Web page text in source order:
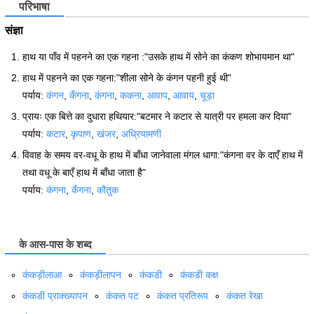
परिभाषा
संज्ञा
हाथ या पाँव में पहनने का एक गहना :"उसके हाथ में सोने का कंकण शोभायमान था"
हाथ में पहनने का एक गहना:"शीला सोने के कंगन पहनी हुई थी"
पर्याय: कंगन, कँगना, कंगना, ककना, आवाप, आवाय, चूड़ा
प्रायः एक बित्ते का दुधारा हथियार:"बटमार ने कटार से यात्री पर हमला कर दिया"
पर्याय: कटार, कृपाण, खंजर, अध्रियामणी
विवाह के समय वर-वधू के हाथ में बाँधा जानेवाला मंगल धागा:"कंगना वर के दाएँ हाथ में
तथा वधू के बाएँ हाथ में बाँधा जाता है"
पर्याय: कंगना, कँगना, कौतुक
के आस-पास के शब्द
कंकड़ीलाआ कंकड़ीलापन कंकडी
कंकडी कक्ष
कंकडी प्राक्ख्यापन
कंकत पट कंकत प्रतिरूप
कंकत रेखा